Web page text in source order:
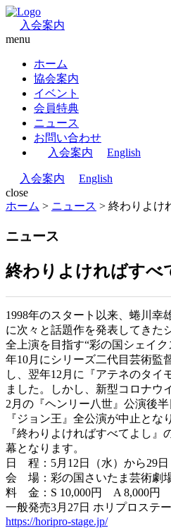
入会案内
menu
ホーム
協会案内
イベント
会員特典
ニュース
お問い合わせ
入会案内
English
入会案内
English
close
ホーム > ニュース > 終わりよけ
ニュース
終わりよければすべ
1998年のスタート以来、蜷川幸
に次々と話題作を発表してきた
全上演を目指す“彩の国シェイ
年10月にシリーズ二代目芸術監
し、翌年12月に『アテネのタイ
ました。しかし、新型コロナウ
2月の『ヘンリー八世』公演後
『ジョン王』全公演が中止と
『終わりよければすべてよし』
幕となります。
日 程：5月12日（水）から29日
会 場：彩の国さいたま芸術劇
料 金：S 10,000円 A 8,000円
一般発売3月27日 ホリプロステ
https://horipro-stage.jp/